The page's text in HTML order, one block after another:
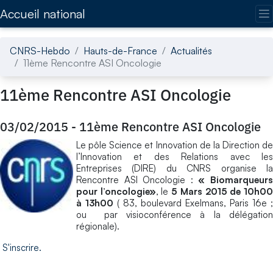
Accueil national
CNRS-Hebdo Hauts-de-France
Actualités
11ème Rencontre ASI Oncologie
11ème Rencontre ASI Oncologie
03/02/2015 - 11ème Rencontre ASI Oncologie
Le pôle Science et Innovation de la Direction de
l’Innovation et des Relations avec les
Entreprises (DIRE) du CNRS organise la
Rencontre ASI Oncologie : « Biomarqueurs
pour l’oncologie», le 5 Mars 2015 de 10h00
à 13h00 ( 83, boulevard Exelmans, Paris 16e ;
ou par visioconférence à la délégation
régionale).
S'inscrire.